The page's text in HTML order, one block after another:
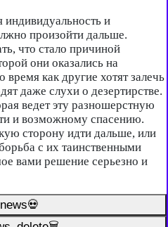
индивидуальность и
произойти дальше.
что стало причиной
они оказались на
как другие хотят залечь
даже слухи о дезертирстве.
ведет эту разношерстную
и возможному спасению.
сторону идти дальше, или
с их таинственными
вами решение серьезно и